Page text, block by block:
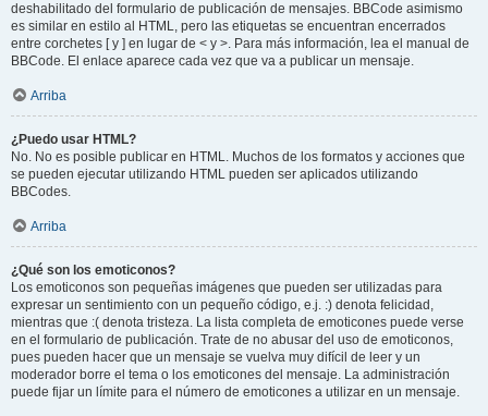
deshabilitado del formulario de publicación de mensajes. BBCode asimismo
es similar en estilo al HTML, pero las etiquetas se encuentran encerrados
entre corchetes [ y ] en lugar de < y >. Para más información, lea el manual de
BBCode. El enlace aparece cada vez que va a publicar un mensaje.
Arriba
¿Puedo usar HTML?
No. No es posible publicar en HTML. Muchos de los formatos y acciones que
se pueden ejecutar utilizando HTML pueden ser aplicados utilizando
BBCodes.
Arriba
¿Qué son los emoticonos?
Los emoticonos son pequeñas imágenes que pueden ser utilizadas para
expresar un sentimiento con un pequeño código, e.j. :) denota felicidad,
mientras que :( denota tristeza. La lista completa de emoticones puede verse
en el formulario de publicación. Trate de no abusar del uso de emoticonos,
pues pueden hacer que un mensaje se vuelva muy difícil de leer y un
moderador borre el tema o los emoticones del mensaje. La administración
puede fijar un límite para el número de emoticones a utilizar en un mensaje.